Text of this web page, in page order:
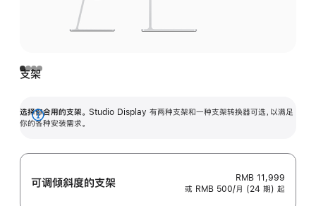
支架
选择你合用的支架。 Studio Display 有两种支架和一种支架转换器可选，以满足
你的各种安装需求。
展
可调倾斜度的支架
RMB 11,999
或 RMB 500/月 (24 期) 起